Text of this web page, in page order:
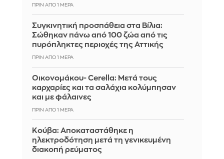
ΠΡΙΝ ΑΠΌ 1 ΜΈΡΑ
Συγκινητική προσπάθεια στα Βίλια:
Σώθηκαν πάνω από 100 ζώα από τις
πυρόπληκτες περιοχές της Αττικής
ΠΡΙΝ ΑΠΌ 1 ΜΈΡΑ
Οικονομάκου- Cerella: Μετά τους
καρχαρίες και τα σαλάχια κολύμπησαν
και με φάλαινες
ΠΡΙΝ ΑΠΌ 1 ΜΈΡΑ
Κούβα: Αποκαταστάθηκε η
ηλεκτροδότηση μετά τη γενικευμένη
διακοπή ρεύματος